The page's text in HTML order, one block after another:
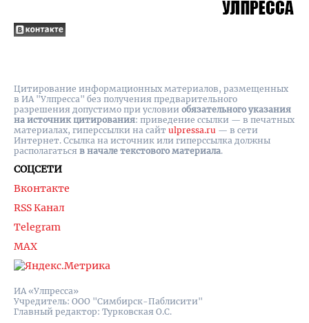
ИА «Улпресса»
Учредитель: ООО "Симбирск-Паблисити"
Главный редактор: Турковская О.С.
СОЦСЕТИ
Вконтакте
RSS Канал
Telegram
MAX
Цитирование информационных материалов, размещенных
в ИА "Улпресса" без получения предварительного
разрешения допустимо при условии обязательного указания
на источник цитирования: приведение ссылки — в печатных
материалах, гиперссылки на cайт ulpressa.ru — в сети
Интернет. Ссылка на источник или гиперссылка должны
располагаться в начале текстового материала.